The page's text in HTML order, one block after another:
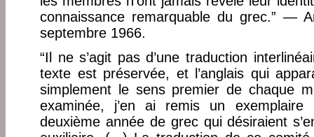
connaissance remarquable du grec.” —
septembre 1966.
“Il ne s’agit pas d’une traduction
texte est préservée, et l’anglais qui
simplement le sens premier de chaque
examinée, j’en ai remis un
deuxième année de grec qui désiraient